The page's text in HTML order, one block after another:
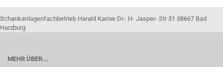
Schankanlagenfachbetrieb Harald Karow Dr.- H- Jasper- Str 31 38667 Bad
Harzburg
MEHR ÜBER...